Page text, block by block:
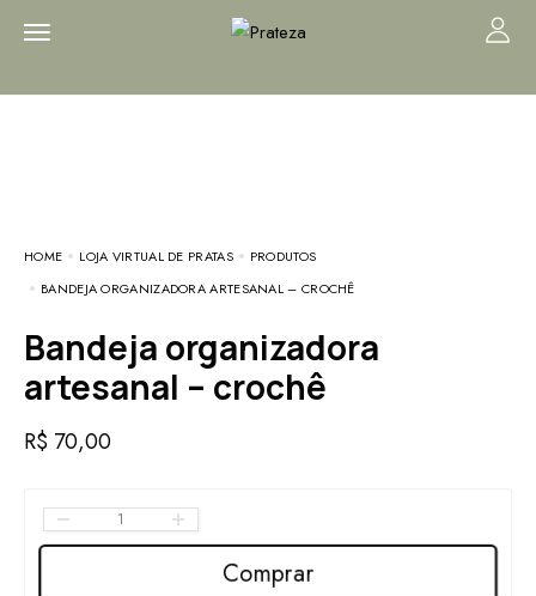
HOME LOJA VIRTUAL DE PRATAS
PRODUTOS
BANDEJA ORGANIZADORA ARTESANAL – CROCHÊ
Bandeja organizadora
artesanal – crochê
R$ 70,00
Comprar